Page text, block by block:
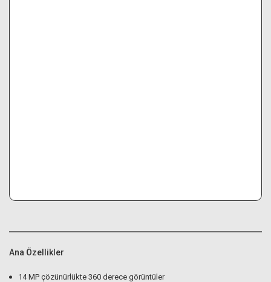
Ana Özellikler
14 MP çözünürlükte 360 derece görüntüler